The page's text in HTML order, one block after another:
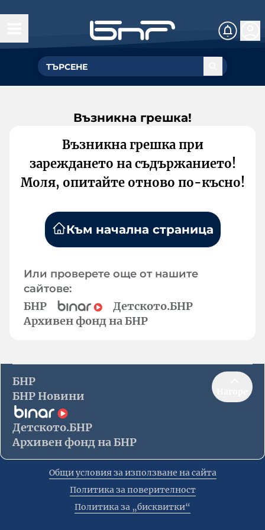
Възникна грешка!
Възникна грешка при
зареждането на съдържанието!
Моля, опитайте отново по-късно!
Към начална страница
Или проверете още от нашите
сайтове:
БНР
Детското.БНР
Архивен фонд на БНР
БНР
БНР Новини
Детското.БНР
Архивен фонд на БНР
Общи условия за използване на сайта
Политика за поверителност
Политика за „бисквитки“